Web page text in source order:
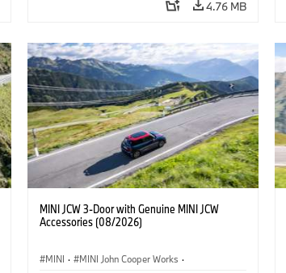
4.76 MB
MINI JCW 3-Door with Genuine MINI JCW
Accessories (08/2026)
MINI · MINI John Cooper Works ·